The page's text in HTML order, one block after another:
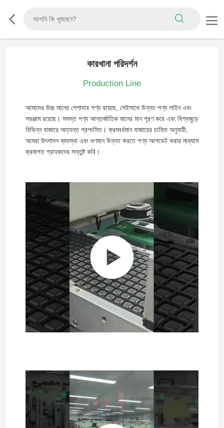
কারখানা পরিদর্শন
Production Line
আমাদের উচ্চ মানের পেশাদার পণ্য রয়েছে, সেইসাথে উন্নত পণ্য লাইন এবং
সরঞ্জাম রয়েছে। সমস্ত পণ্য আন্তর্জাতিক মানের মান পূরণ করে এবং বিশ্বজুড়ে
বিভিন্ন বাজারে অত্যন্ত প্রশংসিত। ক্রমবর্ধমান বাজারের চাহিদা অনুযায়ী,
আমরা উৎপাদন ব্যবস্থা এবং গুণমান উন্নত করতে পণ্য আপডেট করার মাধ্যমে
ক্রমাগত গ্রাহকদের সন্তুষ্ট করি।